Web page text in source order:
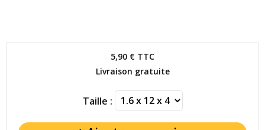
5,90 € TTC
Livraison gratuite
Taille :